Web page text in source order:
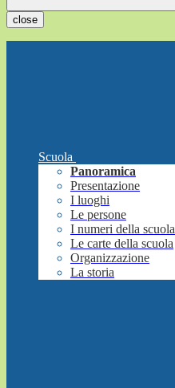
close
Scuola
Panoramica
Presentazione
I luoghi
Le persone
I numeri della scuola
Le carte della scuola
Organizzazione
La storia